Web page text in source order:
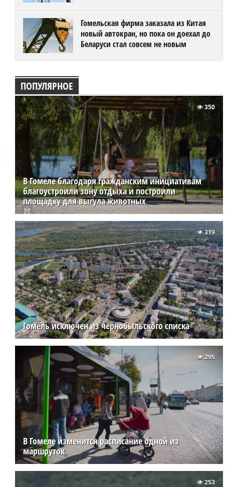
Гомельская фирма заказала из Китая
новый автокран, но пока он доехал до
Беларуси стал совсем не новым
ПОПУЛЯРНОЕ
В Гомеле благодаря гражданским инициативам
благоустроили зону отдыха и построили
площадку для выгула животных
350
Гомель исключен из чернобыльского списка
319
В Гомеле изменится расписание одной из
маршруток
295
253